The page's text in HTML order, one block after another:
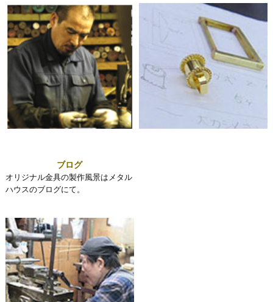
ブログ
オリジナル金具の製作風景はメタル
ハウスのブログにて。